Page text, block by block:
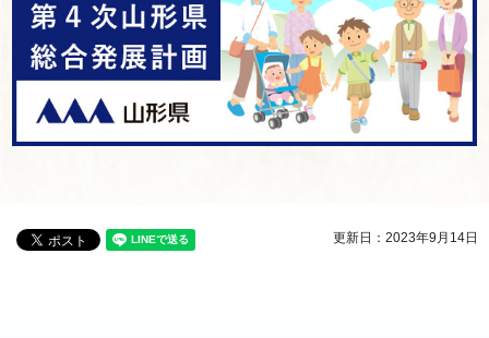
更新日：2023年9月14日